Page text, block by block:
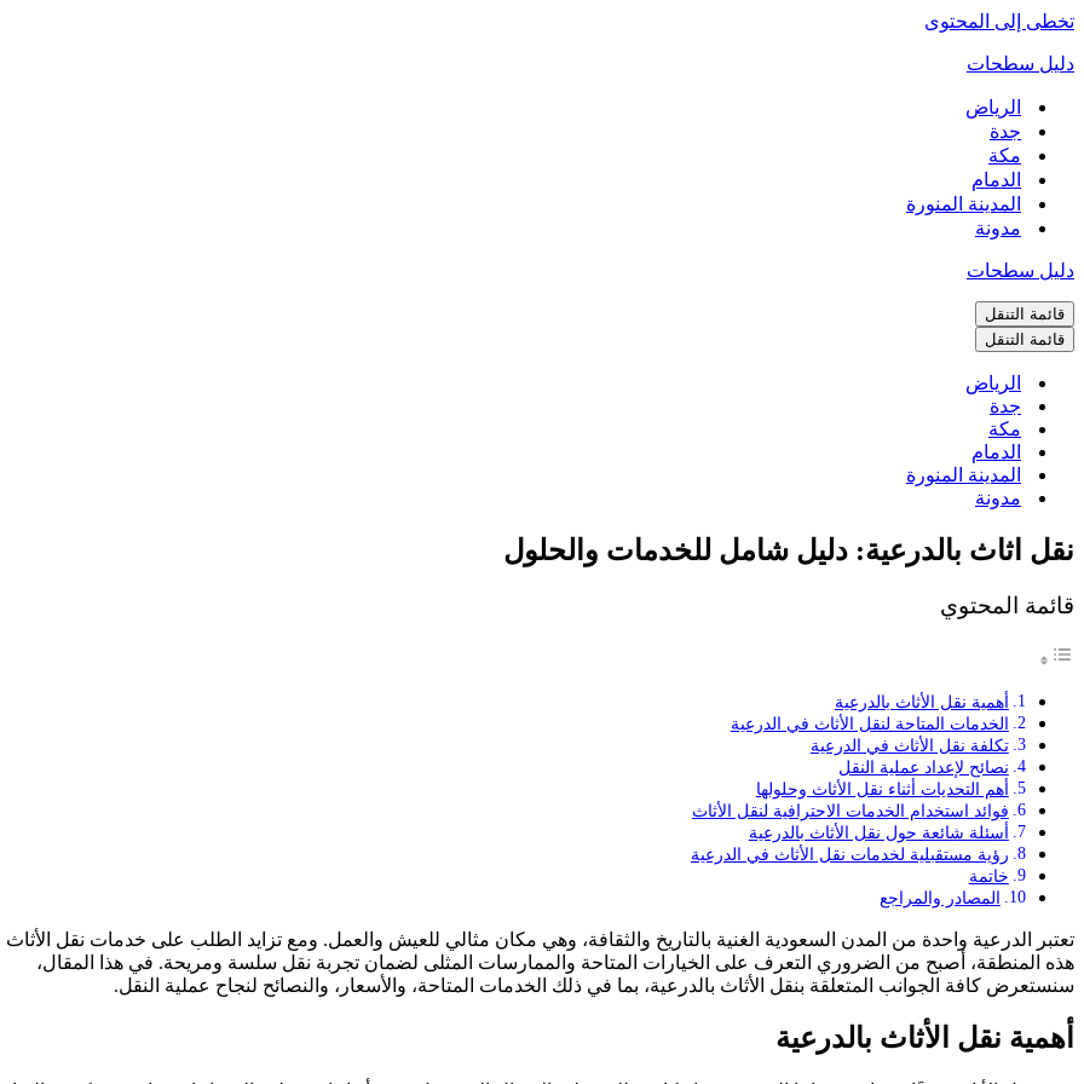
تخطى إلى المحتوى
دليل سطحات
الرياض
جدة
مكة
الدمام
المدينة المنورة
مدونة
دليل سطحات
قائمة التنقل
قائمة التنقل
الرياض
جدة
مكة
الدمام
المدينة المنورة
مدونة
نقل اثاث بالدرعية: دليل شامل للخدمات والحلول
قائمة المحتوي
أهمية نقل الأثاث بالدرعية
الخدمات المتاحة لنقل الأثاث في الدرعية
تكلفة نقل الأثاث في الدرعية
نصائح لإعداد عملية النقل
أهم التحديات أثناء نقل الأثاث وحلولها
فوائد استخدام الخدمات الاحترافية لنقل الأثاث
أسئلة شائعة حول نقل الأثاث بالدرعية
رؤية مستقبلية لخدمات نقل الأثاث في الدرعية
خاتمة
المصادر والمراجع
تعتبر الدرعية واحدة من المدن السعودية الغنية بالتاريخ والثقافة، وهي مكان مثالي للعيش والعمل. ومع تزايد الطلب على خدمات نقل
هذه المنطقة، أصبح من الضروري التعرف على الخيارات المتاحة والممارسات المثلى لضمان تجربة نقل سلسة ومريحة. في هذا المقال،
سنستعرض كافة الجوانب المتعلقة بنقل الأثاث بالدرعية، بما في ذلك الخدمات المتاحة، والأسعار، والنصائح لنجاح عملية النقل.
أهمية نقل الأثاث بالدرعية